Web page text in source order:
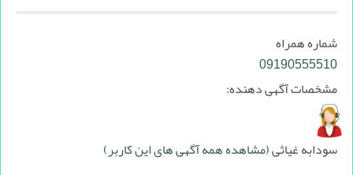
شماره همراه
09190555510
مشخصات آگهی دهنده:
سودابه غیاثی(مشاهده همه آگهی های این کاربر)